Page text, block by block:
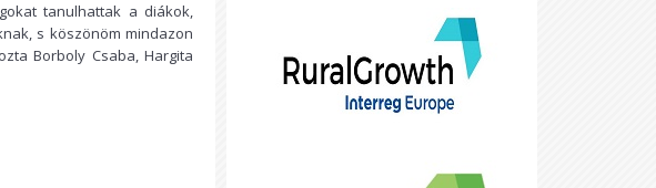
tanulhattak a diákok,
s köszönöm mindazon
Borboly Csaba, Hargita